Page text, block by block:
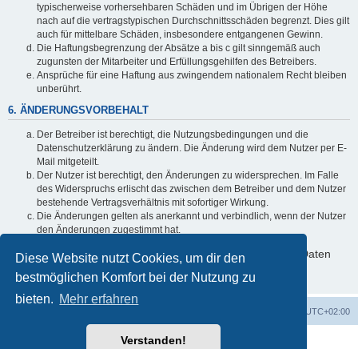
Diese Website nutzt Cookies, um dir den
bestmöglichen Komfort bei der Nutzung zu
bieten. Mehr erfahren
Verstanden!
typischerweise vorhersehbaren Schäden und im Übrigen der Höhe
nach auf die vertragstypischen Durchschnittsschäden begrenzt. Dies gilt
auch für mittelbare Schäden, insbesondere entgangenen Gewinn.
Die Haftungsbegrenzung der Absätze a bis c gilt sinngemäß auch
zugunsten der Mitarbeiter und Erfüllungsgehilfen des Betreibers.
Ansprüche für eine Haftung aus zwingendem nationalem Recht bleiben
unberührt.
6. ÄNDERUNGSVORBEHALT
Der Betreiber ist berechtigt, die Nutzungsbedingungen und die
Datenschutzerklärung zu ändern. Die Änderung wird dem Nutzer per E-
Mail mitgeteilt.
Der Nutzer ist berechtigt, den Änderungen zu widersprechen. Im Falle
des Widerspruchs erlischt das zwischen dem Betreiber und dem Nutzer
bestehende Vertragsverhältnis mit sofortiger Wirkung.
Die Änderungen gelten als anerkannt und verbindlich, wenn der Nutzer
den Änderungen zugestimmt hat.
Informationen über den Umgang mit deinen persönlichen Daten
sind in der Datenschutzerklärung enthalten.
UTC+02:00
Powered byphpBB® Forum Software © phpBB Limited